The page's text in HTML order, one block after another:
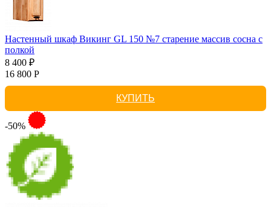
Настенный шкаф Викинг GL 150 №7 старение массив сосна с
полкой
8 400 ₽
16 800 Р
КУПИТЬ
-50%